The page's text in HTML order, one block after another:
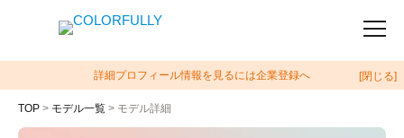
詳細プロフィール情報を見るには企業登録へ [閉じる]
TOP > モデル一覧 > モデル詳細